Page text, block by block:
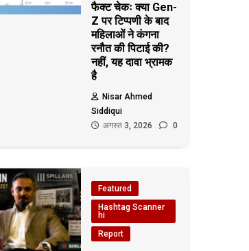
फैक्ट चेकः क्या Gen-
Z पर टिप्पणी के बाद
महिलाओं ने कंगना
रनौत की पिटाई की?
नहीं, यह दावा भ्रामक
है
Nisar Ahmed
Siddiqui
अगस्त 3, 2026
0
Featured
Hashtag Scanner
hi
Report